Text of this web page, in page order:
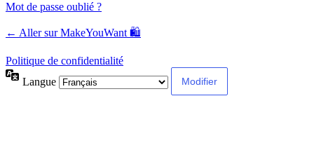
Mot de passe oublié ?
← Aller sur MakeYouWant 🛍️
Politique de confidentialité
Langue